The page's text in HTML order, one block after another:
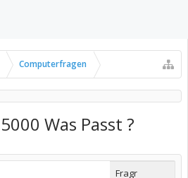
Computerfragen
Was Passt ?
Fragr